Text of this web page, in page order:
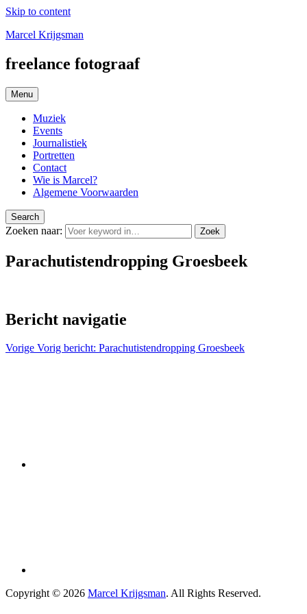
Skip to content
Marcel Krijgsman
freelance fotograaf
Menu
Muziek
Events
Journalistiek
Portretten
Contact
Wie is Marcel?
Algemene Voorwaarden
Search
Zoeken naar: Zoek
Parachutistendropping Groesbeek
Bericht navigatie
Vorige Vorig bericht: Parachutistendropping Groesbeek
Copyright © 2026 Marcel Krijgsman. All Rights Reserved.